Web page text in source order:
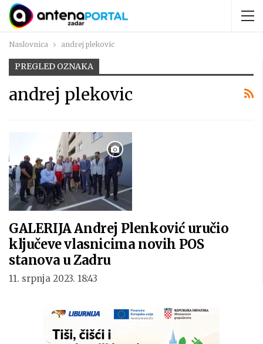
Naslovnica andrej plekovic
PREGLED OZNAKA
andrej plekovic
GALERIJA Andrej Plenković uručio
ključeve vlasnicima novih POS
stanova u Zadru
11. srpnja 2023. 18:43